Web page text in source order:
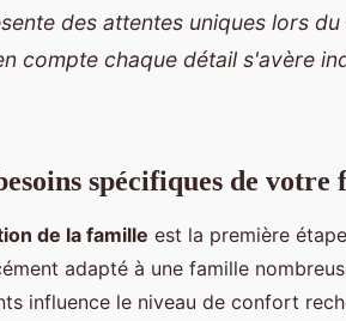
des attentes uniques lors
compte chaque détail s'avère
spécifiques de votre
de la famille est la première
adapté à une famille
influence le niveau de confort